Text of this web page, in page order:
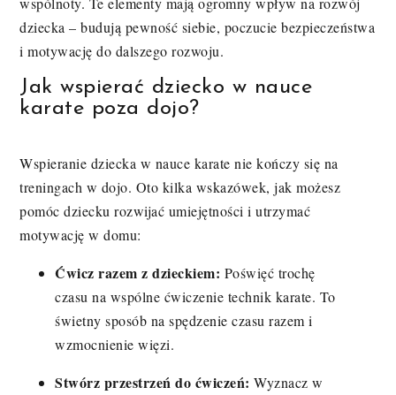
dziecka – budują pewność siebie, poczucie bezpieczeństwa
i motywację do dalszego rozwoju.
Jak wspierać dziecko w nauce
karate poza dojo?
Wspieranie dziecka w nauce karate nie kończy się na
treningach w dojo. Oto kilka wskazówek, jak możesz
pomóc dziecku rozwijać umiejętności i utrzymać
motywację w domu:
Ćwicz razem z dzieckiem: Poświęć trochę
czasu na wspólne ćwiczenie technik karate. To
świetny sposób na spędzenie czasu razem i
wzmocnienie więzi.
Stwórz przestrzeń do ćwiczeń: Wyznacz w